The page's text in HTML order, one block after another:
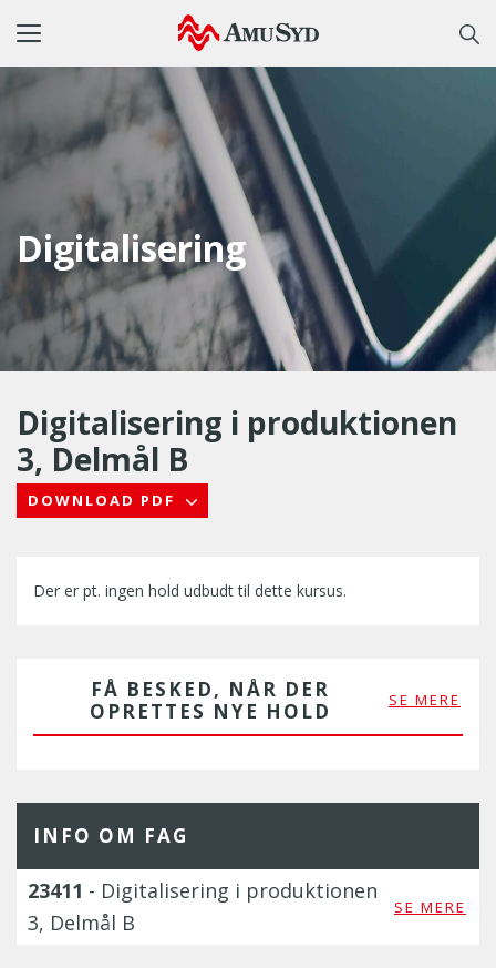
Toggle
Digitalisering
Digitalisering i produktionen
3, Delmål B
DOWNLOAD PDF
Der er pt. ingen hold udbudt til dette kursus.
FÅ BESKED, NÅR DER
OPRETTES NYE HOLD
SE MERE
INFO OM FAG
23411 - Digitalisering i produktionen
3, Delmål B
SE MERE